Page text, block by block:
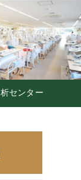
社会福祉法人悠水会
きりしま邸苑